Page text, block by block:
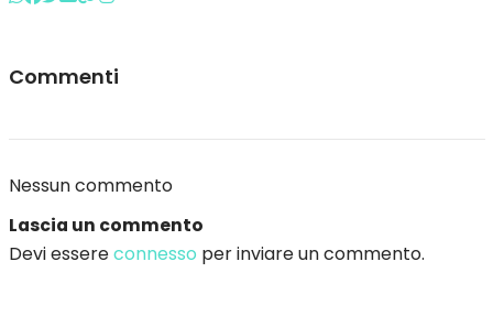
Commenti
Nessun commento
Lascia un commento
Devi essereconnesso per inviare un commento.